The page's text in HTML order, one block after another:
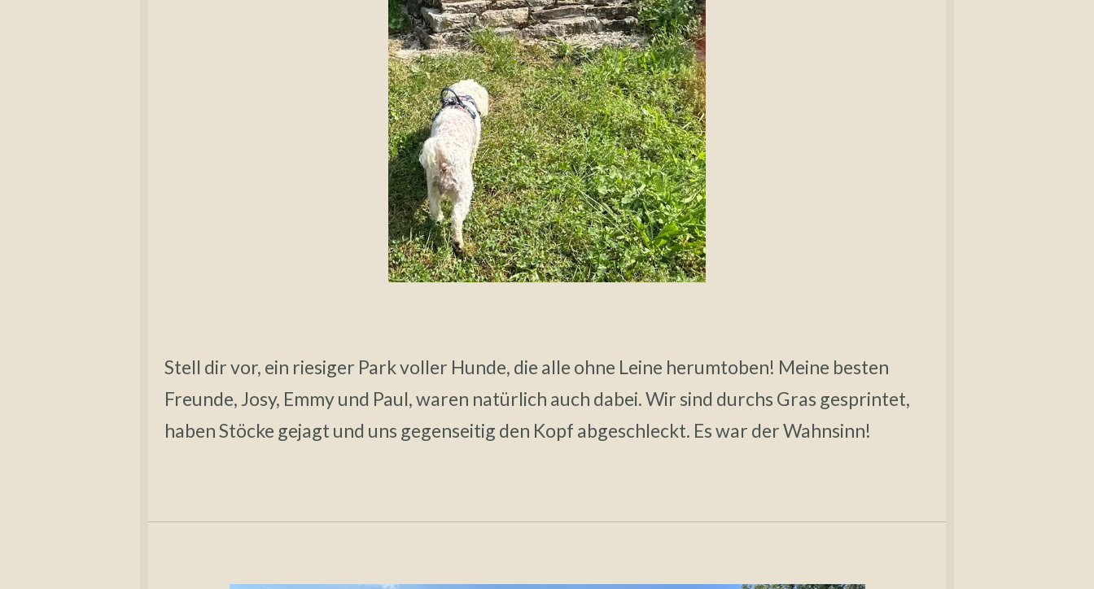
Stell dir vor, ein riesiger Park voller Hunde, die alle ohne Leine herumtoben! Meine besten
Freunde, Josy, Emmy und Paul, waren natürlich auch dabei. Wir sind durchs Gras gesprintet,
haben Stöcke gejagt und uns gegenseitig den Kopf abgeschleckt. Es war der Wahnsinn!